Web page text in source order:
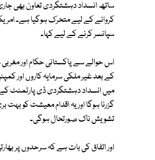
ساتھ انسداد دہشتگردی تعاون بھی
کروانے کے لیے متحرک ہوگیا ہے۔
سپانسر کرنے کے لیے کہا۔
اس حوالے سے پاکستانی حکام اور
کے بعد غیر ملکی سرمایہ کاروں اور
میں انسداد دہشتگردی ڈی پارٹمنٹ کے
گزرنا ہوگا اور یہ اقدام معیشت کو بہت
تشویش ناک صورتحال ہوگی۔
اور اتفاق کی بات ہے کہ سرحدوں پر